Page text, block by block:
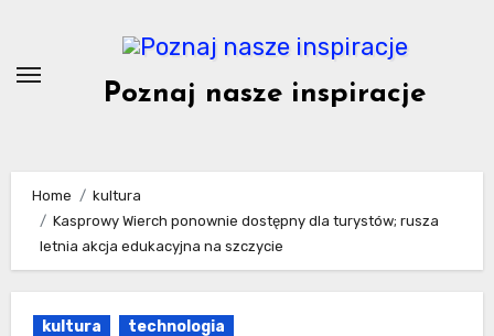
content
Poznaj nasze inspiracje
Home
kultura
Kasprowy Wierch ponownie dostępny dla turystów; rusza
letnia akcja edukacyjna na szczycie
kultura technologia